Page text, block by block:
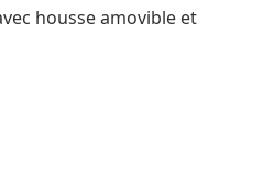
housse amovible et